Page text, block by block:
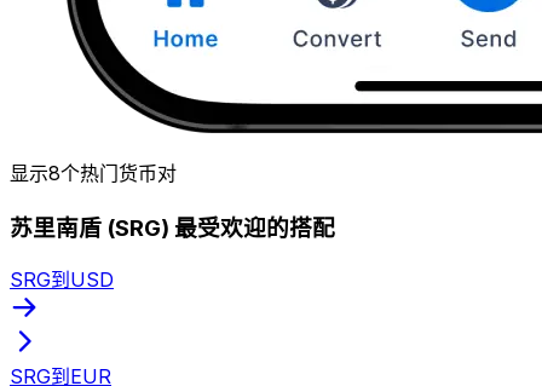
显示8个热门货币对
苏里南盾 (SRG) 最受欢迎的搭配
SRG到USD
SRG到EUR